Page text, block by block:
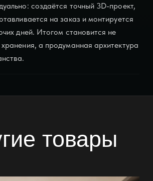
создаётся точный 3D-проект,
на заказ и монтируется
дней. Итогом становится не
а продуманная архитектура
товары